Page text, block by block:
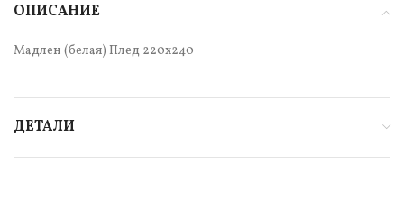
ОПИСАНИЕ
Мадлен (белая) Плед 220х240
ДЕТАЛИ